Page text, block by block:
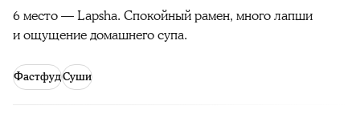
6 место — Lapsha. Спокойный рамен, много лапши
и ощущение домашнего супа.
ФастфудСуши